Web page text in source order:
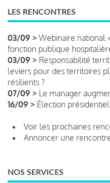
LES RENCONTRES
03/09 > Webinaire national
fonction publique
03/09 > Responsabilité
leviers pour des territoires
résilients ?
07/09 > Le manager
16/09 > Élection
Voir les prochaines
Annoncer une
NOS SERVICES